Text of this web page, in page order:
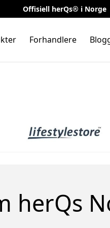
Offisiell herQs® i Norge
Forhandlere
herQs